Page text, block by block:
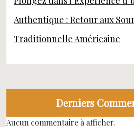
Authentique : Retour aux
Traditionnelle Américaine
Derniers
Aucun commentaire à afficher.